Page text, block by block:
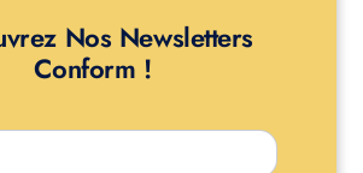
Nos Newsletters
Conform !